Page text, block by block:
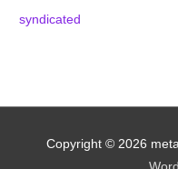
syndicated
Copyright © 2026